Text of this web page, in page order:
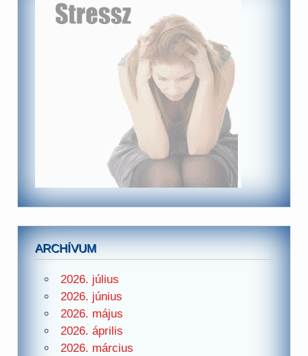
ARCHÍVUM
2026. július
2026. június
2026. május
2026. április
2026. március